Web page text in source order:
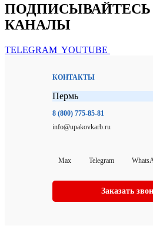
КАНАЛЫ
TELEGRAM YOUTUBE
КОНТАКТЫ
Пермь
8 (800) 775-85-81
info@upakovkarb.ru
Max Telegram
Заказать